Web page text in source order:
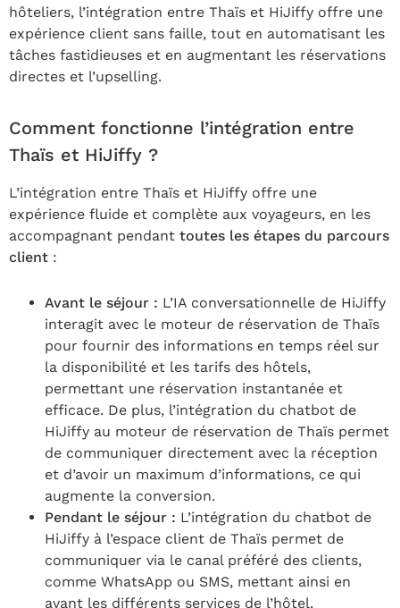
hôteliers, l’intégration entre Thaïs et HiJiffy offre une
expérience client sans faille, tout en automatisant les
tâches fastidieuses et en augmentant les réservations
directes et l’upselling.
Comment fonctionne l’intégration entre
Thaïs et HiJiffy ?
L’intégration entre Thaïs et HiJiffy offre une
expérience fluide et complète aux voyageurs, en les
accompagnant pendant toutes les étapes du parcours
client :
Avant le séjour : L’IA conversationnelle de HiJiffy
interagit avec le moteur de réservation de Thaïs
pour fournir des informations en temps réel sur
la disponibilité et les tarifs des hôtels,
permettant une réservation instantanée et
efficace. De plus, l’intégration du chatbot de
HiJiffy au moteur de réservation de Thaïs permet
de communiquer directement avec la réception
et d’avoir un maximum d’informations, ce qui
augmente la conversion.
Pendant le séjour : L’intégration du chatbot de
HiJiffy à l’espace client de Thaïs permet de
communiquer via le canal préféré des clients,
comme WhatsApp ou SMS, mettant ainsi en
avant les différents services de l’hôtel.